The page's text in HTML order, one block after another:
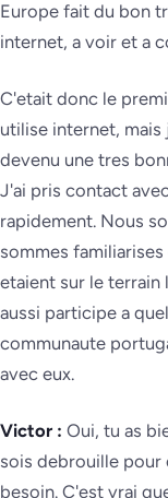
Europe fait du bon
internet, a voir et a
C'etait donc le
utilise internet,
devenu une tres
J'ai pris contact
rapidement. Nous
sommes familiarises
etaient sur le terrain
aussi participe a
communaute
avec eux.
Victor : Oui, tu as
sois debrouille
besoin. C'est vrai